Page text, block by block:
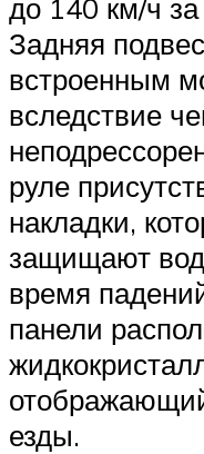
до 140 км/ч за
Задняя
встроенным
вследствие
руле
накладки,
защищают
время
панели
езды.